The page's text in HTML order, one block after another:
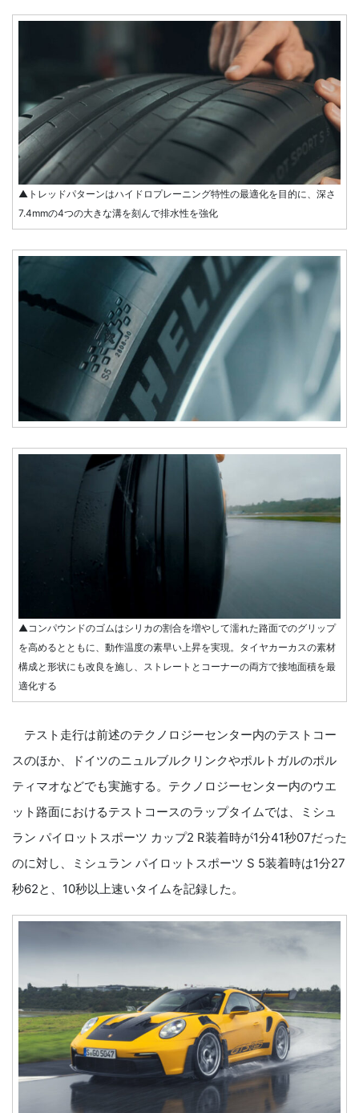
▲トレッドパターンはハイドロプレーニング特性の最適化を目的に、深さ
7.4mmの4つの大きな溝を刻んで排水性を強化
▲コンパウンドのゴムはシリカの割合を増やして濡れた路面でのグリップ
を高めるとともに、動作温度の素早い上昇を実現。タイヤカーカスの素材
構成と形状にも改良を施し、ストレートとコーナーの両方で接地面積を最
適化する
テスト走行は前述のテクノロジーセンター内のテストコー
スのほか、ドイツのニュルブルクリンクやポルトガルのポル
ティマオなどでも実施する。テクノロジーセンター内のウエ
ット路面におけるテストコースのラップタイムでは、ミシュ
ラン パイロットスポーツ カップ2 R装着時が1分41秒07だった
のに対し、ミシュラン パイロットスポーツ S 5装着時は1分27
秒62と、10秒以上速いタイムを記録した。